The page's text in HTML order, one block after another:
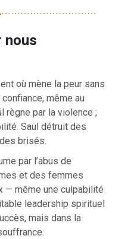
nous
où mène la peur sans
même au
règne par la violence ;
Saül détruit des
brisés.
par l’abus de
et des femmes
— même une culpabilité
leadership spirituel
mais dans la